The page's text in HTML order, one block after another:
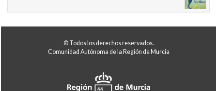
© Todos los derechos reservados.
Comunidad Autónoma de la Región de Murcia